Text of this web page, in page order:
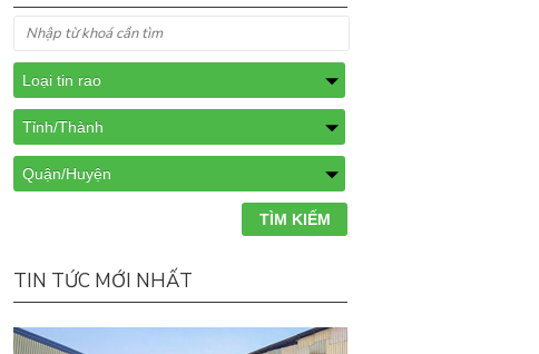
TIN TỨC MỚI NHẤT